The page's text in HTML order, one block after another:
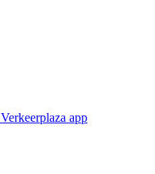
Verkeerplaza app